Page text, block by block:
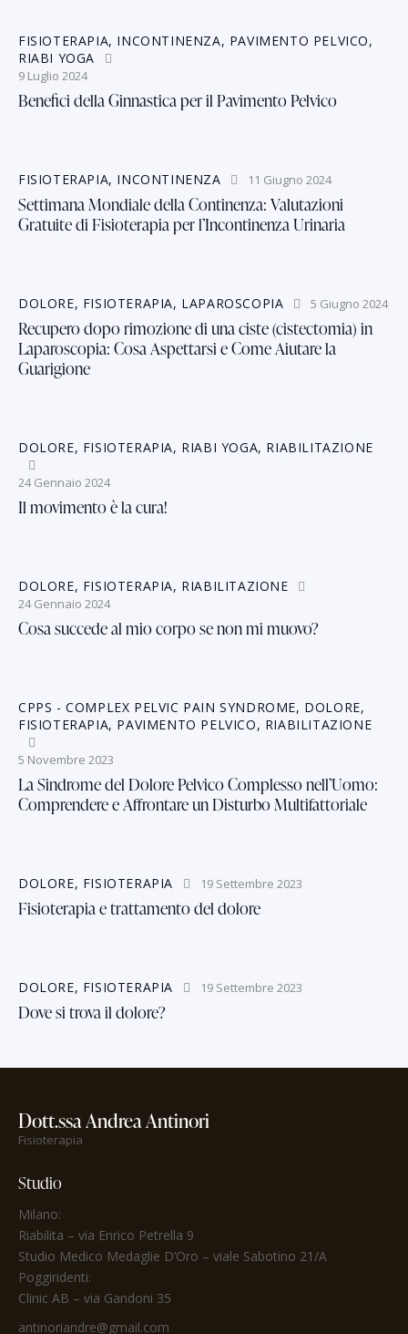
FISIOTERAPIA, INCONTINENZA, PAVIMENTO PELVICO,
RIABI YOGA
9 Luglio 2024
Benefici della Ginnastica per il Pavimento Pelvico
FISIOTERAPIA, INCONTINENZA 11 Giugno 2024
Settimana Mondiale della Continenza: Valutazioni
Gratuite di Fisioterapia per l’Incontinenza Urinaria
DOLORE, FISIOTERAPIA, LAPAROSCOPIA 5 Giugno 2024
Recupero dopo rimozione di una ciste (cistectomia) in
Laparoscopia: Cosa Aspettarsi e Come Aiutare la
Guarigione
DOLORE, FISIOTERAPIA, RIABI YOGA, RIABILITAZIONE
24 Gennaio 2024
Il movimento è la cura!
DOLORE, FISIOTERAPIA, RIABILITAZIONE
24 Gennaio 2024
Cosa succede al mio corpo se non mi muovo?
CPPS - COMPLEX PELVIC PAIN SYNDROME, DOLORE,
FISIOTERAPIA, PAVIMENTO PELVICO, RIABILITAZIONE
5 Novembre 2023
La Sindrome del Dolore Pelvico Complesso nell’Uomo:
Comprendere e Affrontare un Disturbo Multifattoriale
DOLORE, FISIOTERAPIA 19 Settembre 2023
Fisioterapia e trattamento del dolore
DOLORE, FISIOTERAPIA 19 Settembre 2023
Dove si trova il dolore?
Dott.ssa Andrea Antinori
Fisioterapia
Studio
Milano:
Riabilita – via Enrico Petrella 9
Studio Medico Medaglie D’Oro – viale Sabotino 21/A
Poggiridenti:
Clinic AB – via Gandoni 35
antinoriandre@gmail.com